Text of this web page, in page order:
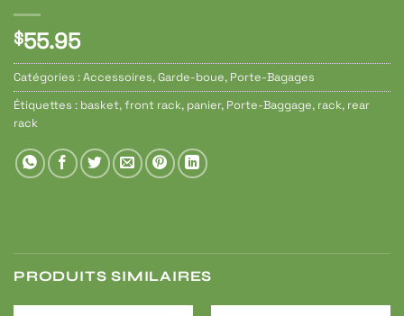
$55.95
Catégories :Accessoires,Garde-boue, Porte-Bagages
Étiquettes : basket,front rack, panier, Porte-Baggage, rack, rear
rack
PRODUITS SIMILAIRES